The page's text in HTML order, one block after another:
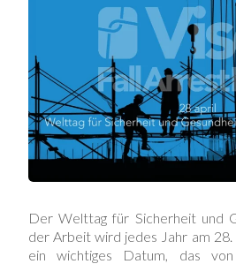
Der Welttag für Sicherheit und
der Arbeit wird jedes Jahr am 28.
ein wichtiges Datum, das